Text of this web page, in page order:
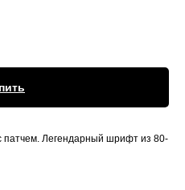
патчем. Легендарный шрифт из 80-